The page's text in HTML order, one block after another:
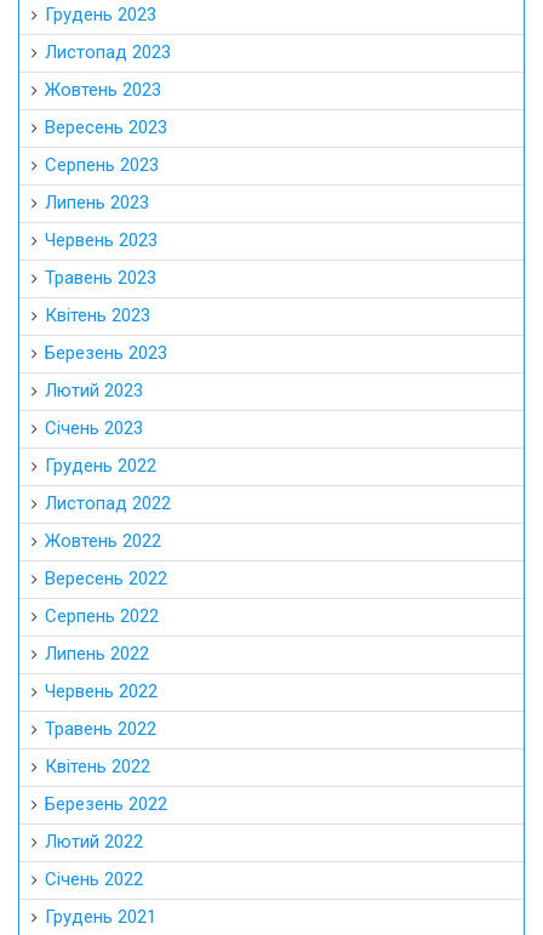
Грудень 2023
Листопад 2023
Жовтень 2023
Вересень 2023
Серпень 2023
Липень 2023
Червень 2023
Травень 2023
Квітень 2023
Березень 2023
Лютий 2023
Січень 2023
Грудень 2022
Листопад 2022
Жовтень 2022
Вересень 2022
Серпень 2022
Липень 2022
Червень 2022
Травень 2022
Квітень 2022
Березень 2022
Лютий 2022
Січень 2022
Грудень 2021